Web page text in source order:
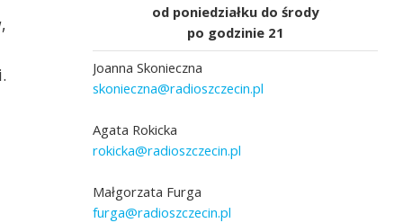
od poniedziałku do środy
po godzinie 21
Joanna Skonieczna
skonieczna@radioszczecin.pl
Agata Rokicka
rokicka@radioszczecin.pl
Małgorzata Furga
furga@radioszczecin.pl